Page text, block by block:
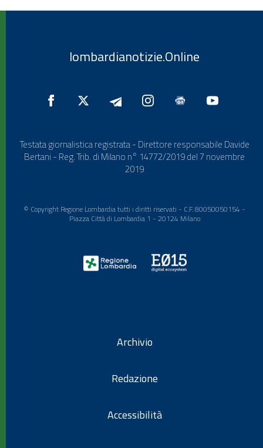
lombardianotizie.Online
Testata giornalistica registrata - Direttore responsabile Davide
Bertani - Reg. Trib. di Milano n° 14772/2019 del 7 novembre
2019
© Copyright Regione Lombardia tutti i diritti riservati - C.F. 80050050154 -
Piazza Città di Lombardia 1 - 20124 Milano
Archivio
Redazione
Accessibilità